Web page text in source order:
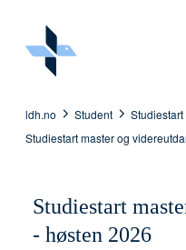
ldh.no Student
Studiestart master og
Studiestart
- høsten 2026